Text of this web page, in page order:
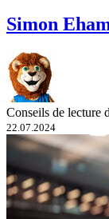
Simon
Conseils de lecture
22.07.2024